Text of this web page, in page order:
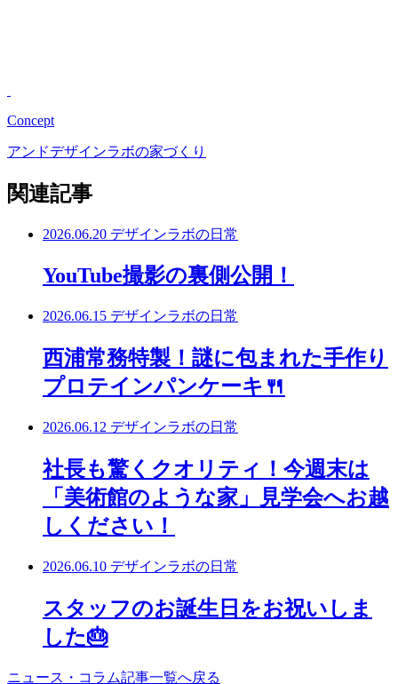
Concept
アンドデザインラボの家づくり
関連記事
2026.06.20 デザインラボの日常
YouTube撮影の裏側公開！
2026.06.15 デザインラボの日常
西浦常務特製！謎に包まれた手作り
プロテインパンケーキ🍴
2026.06.12 デザインラボの日常
社長も驚くクオリティ！今週末は
「美術館のような家」見学会へお越
しください！
2026.06.10 デザインラボの日常
スタッフのお誕生日をお祝いしま
した🎂
ニュース・コラム記事一覧へ戻る